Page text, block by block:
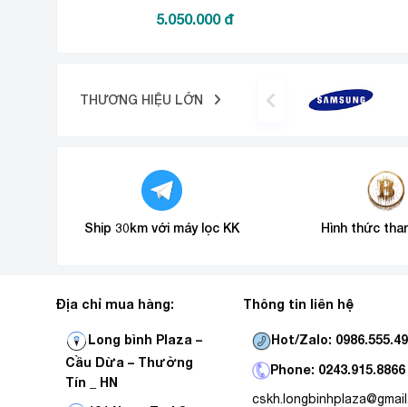
Công nghệ cảm biến nhiệt S-iFeel
5.050.000 đ
THƯƠNG HIỆU LỚN
Ship 30km với máy lọc KK Hình thức
Địa chỉ mua hàng:
Long bình Plaza –
Cầu Dừa – Thường
Tín _ HN
Thông tin liên hệ
Hot/Zalo:
Phone: 0243.915.8866